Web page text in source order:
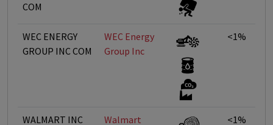
COM
WEC ENERGY
GROUP INC COM
WEC Energy
Group Inc
<1%
WALMART INC
Walmart <1%